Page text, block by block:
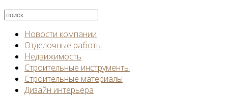
Новости компании
Отделочные работы
Недвижимость
Строительные инструменты
Строительные материалы
Дизайн интерьера